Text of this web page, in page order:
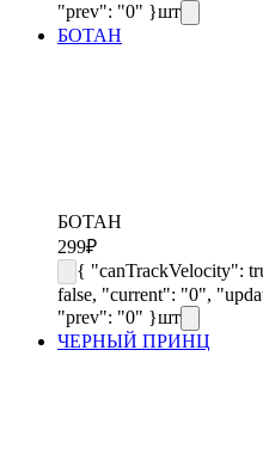
"prev": "0" }шт
БОТАН
БОТАН
299₽
{ "canTrackVelocity":
false, "current": "0",
"prev": "0" }шт
ЧЕРНЫЙ ПРИНЦ